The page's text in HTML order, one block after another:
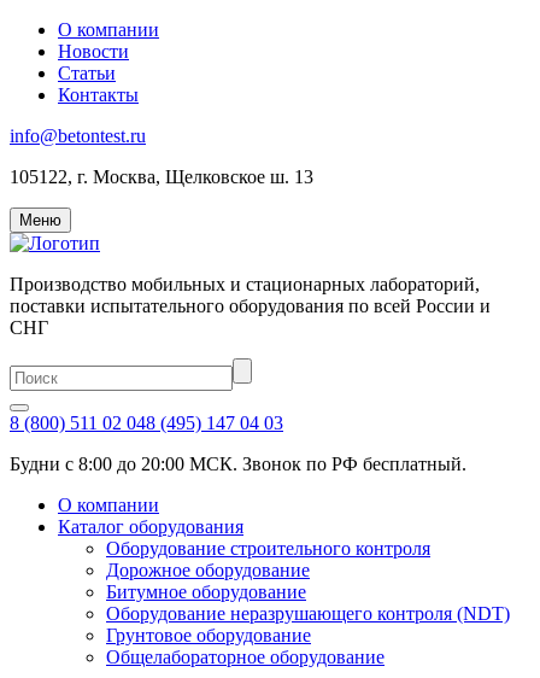
О компании
Новости
Статьи
Контакты
info@betontest.ru
105122, г. Москва, Щелковское ш. 13
Меню
Производство мобильных и стационарных лабораторий,
поставки испытательного оборудования по всей России и
СНГ
8 (800) 511 02 048 (495) 147 04 03
Будни с 8:00 до 20:00 МСК. Звонок по РФ бесплатный.
О компании
Каталог оборудования
Оборудование строительного контроля
Дорожное оборудование
Битумное оборудование
Оборудование неразрушающего контроля (NDT)
Грунтовое оборудование
Общелабораторное оборудование